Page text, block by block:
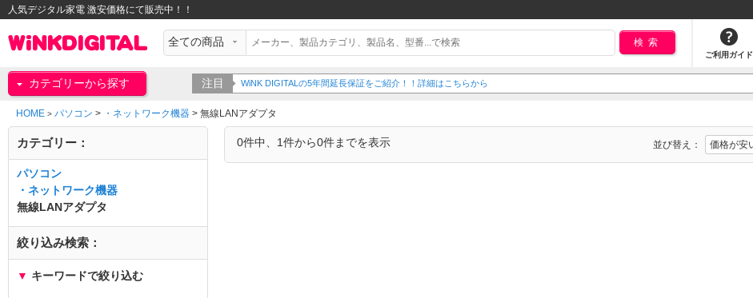
人気デジタル家電 激安価格にて販売中！！
検索
ご利用ガイド
カテゴリーから探す 注目 WiNK DIGITALの5年間延長保証をご紹介！！詳細はこちらから
HOME > パソコン > ・ネットワーク機器 > 無線LANアダプタ
0件中、1件から0件までを表示 並び替え：
カテゴリー：
パソコン
・ネットワーク機器
無線LANアダプタ
絞り込み検索：
▼ キーワードで絞り込む